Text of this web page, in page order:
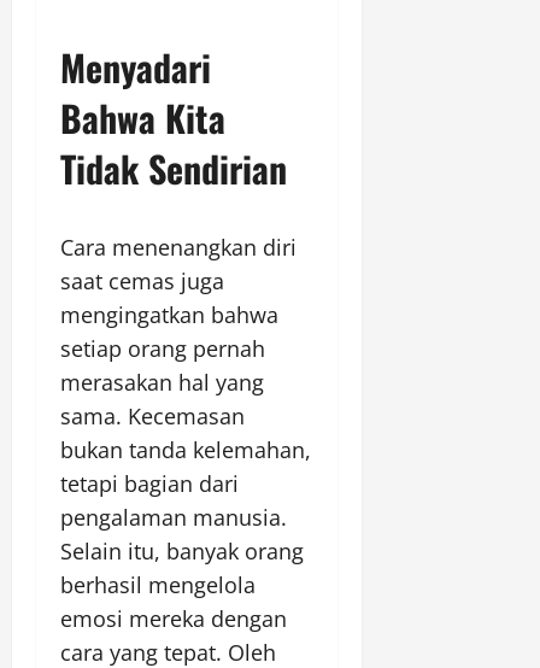
Menyadari
Bahwa Kita
Tidak Sendirian
Cara menenangkan diri
saat cemas juga
mengingatkan bahwa
setiap orang pernah
merasakan hal yang
sama. Kecemasan
bukan tanda kelemahan,
tetapi bagian dari
pengalaman manusia.
Selain itu, banyak orang
berhasil mengelola
emosi mereka dengan
cara yang tepat. Oleh